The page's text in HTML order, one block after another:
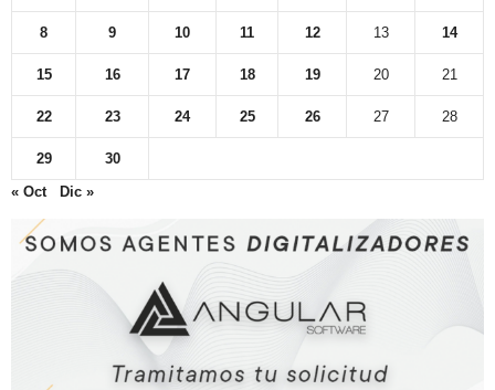
8 9 10 11 12 13 14
15 16 17 18 19 20 21
22 23 24 25 26 27 28
29
30
« Oct
Dic »